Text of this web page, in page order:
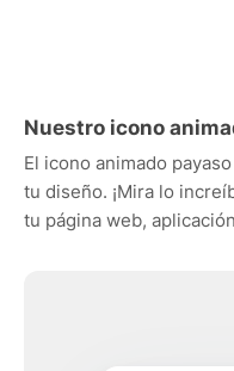
Nuestro icono
El icono animado
tu diseño. ¡Mira lo
tu página web,